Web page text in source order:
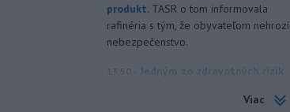
produkt. TASR o tom informovala
rafinéria s tým, že obyvateľom nehrozí
nebezpečenstvo.
13:50
Jedným zo zdravotných rizík
hluku. Je preto dobré držať sa
Viac